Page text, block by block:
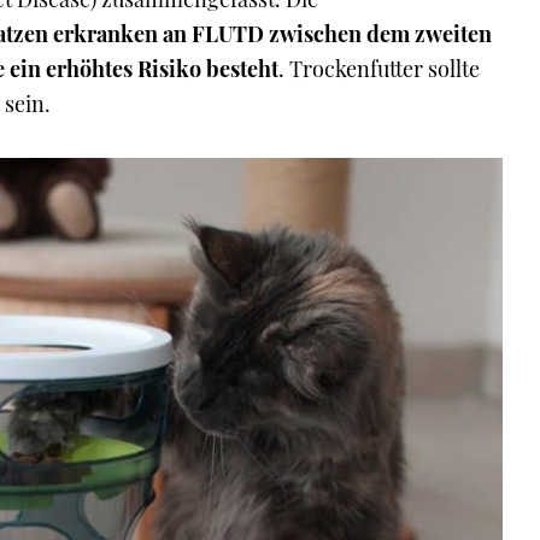
erkranken an FLUTD zwischen dem zweiten
erhöhtes Risiko besteht. Trockenfutter sollte